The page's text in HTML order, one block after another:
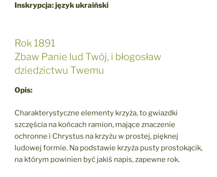
Inskrypcja: język ukraiński
Rok 1891
Zbaw Panie lud Twój, i błogosław
dziedzictwu Twemu
Opis:
Charakterystyczne elementy krzyża, to gwiazdki
szczęścia na końcach ramion, mające znaczenie
ochronne i Chrystus na krzyżu w prostej, pięknej
ludowej formie. Na podstawie krzyża pusty prostokącik,
na którym powinien być jakiś napis, zapewne rok.